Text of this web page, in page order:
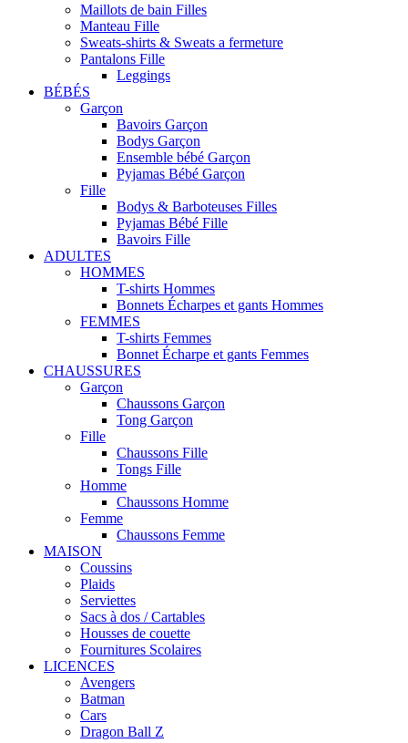
Maillots de bain Filles
Manteau Fille
Sweats-shirts & Sweats a fermeture
Pantalons Fille
Leggings
BÉBÉS
Garçon
Bavoirs Garçon
Bodys Garçon
Ensemble bébé Garçon
Pyjamas Bébé Garçon
Fille
Bodys & Barboteuses Filles
Pyjamas Bébé Fille
Bavoirs Fille
ADULTES
HOMMES
T-shirts Hommes
Bonnets Écharpes et gants Hommes
FEMMES
T-shirts Femmes
Bonnet Écharpe et gants Femmes
CHAUSSURES
Garçon
Chaussons Garçon
Tong Garçon
Fille
Chaussons Fille
Tongs Fille
Homme
Chaussons Homme
Femme
Chaussons Femme
MAISON
Coussins
Plaids
Serviettes
Sacs à dos / Cartables
Housses de couette
Fournitures Scolaires
LICENCES
Avengers
Batman
Cars
Dragon Ball Z